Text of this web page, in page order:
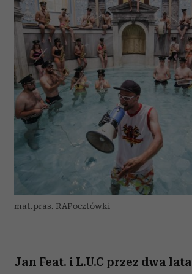
mat.pras. RAPocztówki
Jan Feat. i L.U.C przez dwa lata